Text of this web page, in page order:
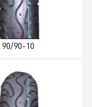
90/90-10